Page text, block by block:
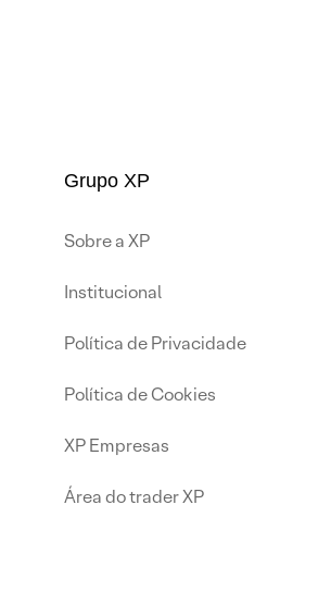
Grupo XP
Sobre a XP
Institucional
Política de Privacidade
Política de Cookies
XP Empresas
Área do trader XP